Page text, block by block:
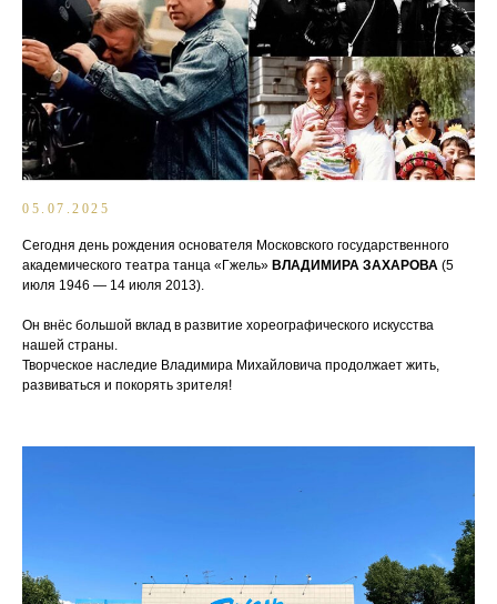
05.07.2025
Сегодня день рождения основателя Московского государственного
академического театра танца «Гжель» ВЛАДИМИРА ЗАХАРОВА (5
июля 1946 — 14 июля 2013).
Он внёс большой вклад в развитие хореографического искусства
нашей страны.
Творческое наследие Владимира Михайловича продолжает жить,
развиваться и покорять зрителя!